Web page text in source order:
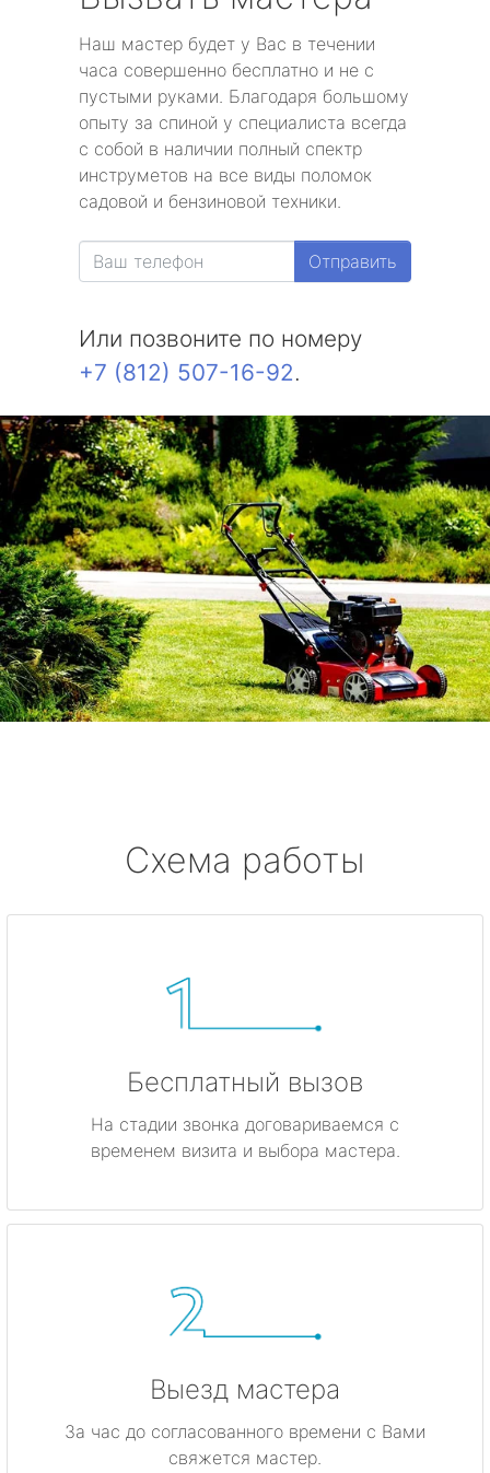
Наш мастер будет у Вас в течении
часа совершенно бесплатно и не с
пустыми руками. Благодаря большому
опыту за спиной у специалиста всегда
с собой в наличии полный спектр
инструметов на все виды поломок
садовой и бензиновой техники.
Отправить
Или позвоните по номеру
+7 (812) 507-16-92.
Схема работы
Бесплатный вызов
На стадии звонка договариваемся с
временем визита и выбора мастера.
Выезд мастера
За час до согласованного времени с Вами
свяжется мастер.